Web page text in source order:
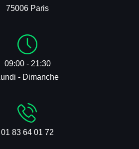
75006 Paris
09:00 - 21:30
- Dimanche
01 83 64 01 72